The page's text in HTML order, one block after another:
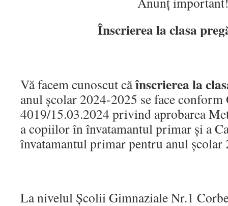
Înscrierea la clasa
Vă facem cunoscut căînscrierea la
anul școlar 2024-2025 se face
4019/15.03.2024 privind aprobarea
a copiilor în învatamantul primar și a
învatamantul primar pentru anul școlar
La nivelul Școlii Gimnaziale Nr.1